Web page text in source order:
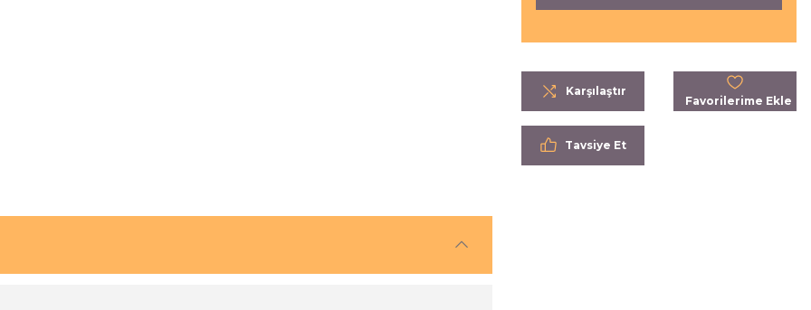
Karşılaştır
Tavsiye Et